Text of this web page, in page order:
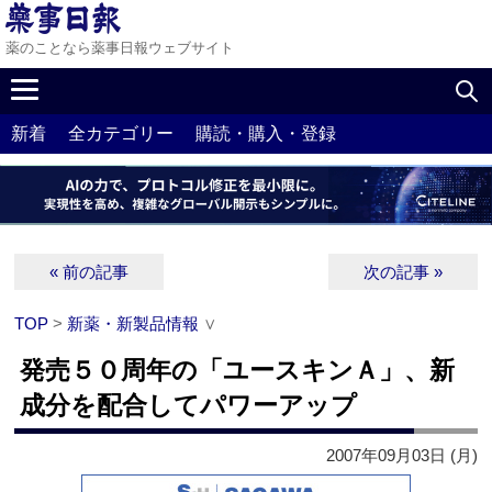
薬のことなら薬事日報ウェブサイト
新着 全カテゴリー 購読・購入・登録
« 前の記事 次の記事 »
TOP > 新薬・新製品情報 ∨
発売５０周年の「ユースキンＡ」、新
成分を配合してパワーアップ
2007年09月03日 (月)